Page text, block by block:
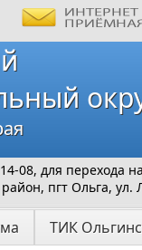
08, для перехода
пгт Ольга, ул.
ТИК